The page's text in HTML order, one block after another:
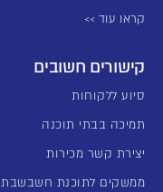
קראו עוד >>
קישורים חשובים
סיוע ללקוחות
תמיכה בבתי תוכנה
יצירת קשר מכירות
ממשקים לתוכנת חשבשבת